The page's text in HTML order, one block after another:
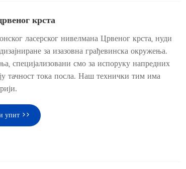
крста
ласерског нивелмана Црвеног крста, нуди
за изазовна грађевинска окружења.
специјализовани смо за испоруку напредних
тачност тока посла. Наш технички тим има
упит >>